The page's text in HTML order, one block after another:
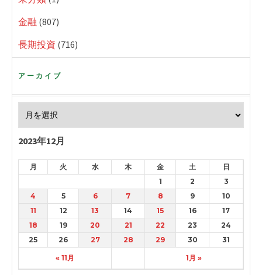
金融 (807)
長期投資 (716)
アーカイブ
2023年12月
月 火 水 木 金 土 日
« 11月 1月 »
1 2
3
4
5 6 7 8 9
10
11
12 13 14 15 16
17
18
19 20 21 22 23
24
25
26 27 28 29 30 31